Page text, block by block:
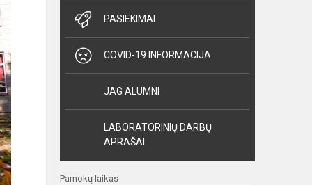
PASIEKIMAI
COVID-19 INFORMACIJA
JAG ALUMNI
LABORATORINIŲ DARBŲ
APRAŠAI
Pamokų laikas